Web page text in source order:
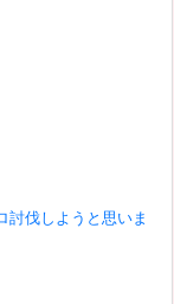
討伐しようと思いま